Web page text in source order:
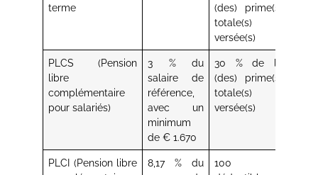
terme
(des) prime(s)
totale(s)
versée(s)
PLCS (Pension
libre
complémentaire
pour salariés)
3 % du
salaire de
référence,
avec un
minimum
de € 1.670
30 % de la
(des) prime(s)
totale(s)
versée(s)
PLCI (Pension libre
8,17 % du
100 %